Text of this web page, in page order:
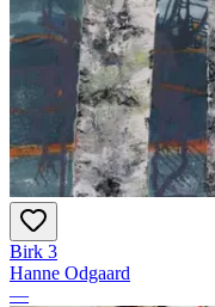
Birk 3
Hanne Odgaard
—